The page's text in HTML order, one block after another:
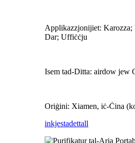
Applikazzjonijiet: Karozza;
Dar; Uffiċċju
Isem tad-Ditta: airdow jew
Oriġini: Xiamen, iċ-Ċina
inkjestadettall